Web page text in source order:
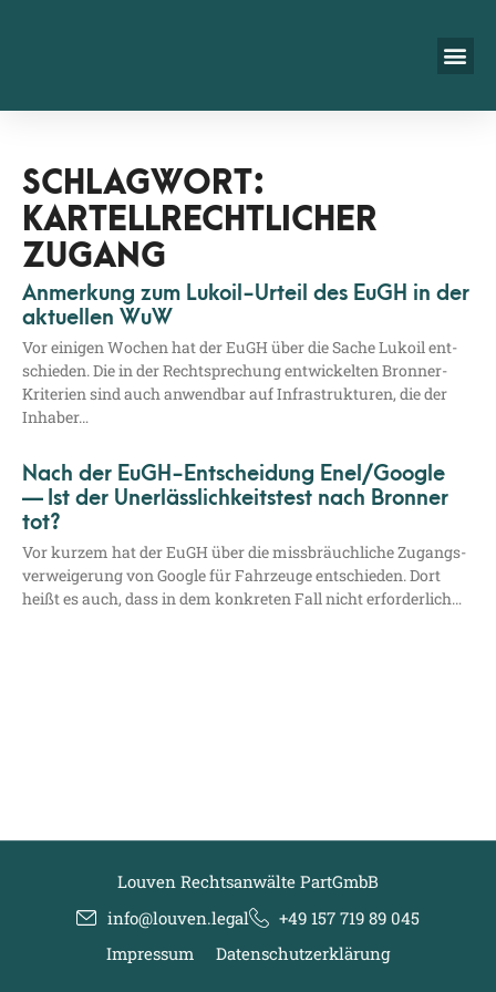
SCHLAGWORT:
KARTELLRECHTLICHER
ZUGANG
Anmerkung zum Lukoil-Urteil des EuGH in der
aktuellen WuW
Vor eini­gen Wochen hat der EuGH über die Sache Lukoil ent­
schie­den. Die in der Recht­spre­chung ent­wi­ckel­ten Bron­­ner-
Kri­­te­ri­en sind auch anwend­bar auf Infra­struk­tu­ren, die der
Inhaber…
Nach der EuGH-Entscheidung Enel/​Google
— Ist der Unerlässlichkeitstest nach Bronner
tot?
Vor kur­zem hat der EuGH über die miss­bräuch­li­che Zugangs­
ver­wei­ge­rung von Goog­le für Fahr­zeu­ge ent­schie­den. Dort
heißt es auch, dass in dem kon­kre­ten Fall nicht erforderlich…
Louven Rechtsanwälte PartGmbB
info@louven.legal
+49 157 719 89 045
Impressum
Datenschutzerklärung